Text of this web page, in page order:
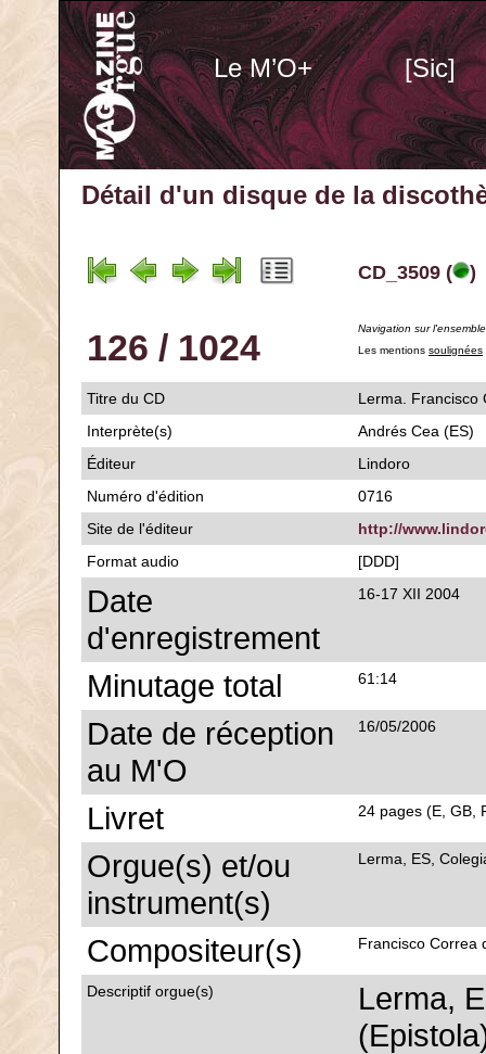
Le M’O+ [Sic]
Détail d'un disque de la
CD_3509 ( )
126 / 1024
Navigation sur
Les mentions soulignées
Titre du CD
Lerma. Francisco
Interprète(s)
Andrés Cea (ES)
Éditeur
Lindoro
Numéro d'édition
0716
Site de l'éditeur
http://
Format audio
[DDD]
Date
d'enregistrement
16-17 XII 2004
Minutage total 61:14
Date de réception
au M'O
16/05/2006
Livret 24 pages (E, GB,
Orgue(s) et/ou
instrument(s)
Lerma, ES,
Compositeur(s) Francisco Correa
Descriptif orgue(s)
Lerma,